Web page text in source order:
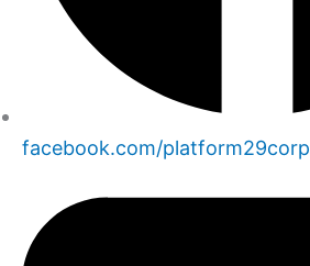
facebook.com/platform29corp